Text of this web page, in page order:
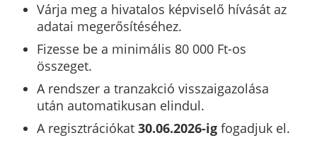
Várja meg a hivatalos képviselő hívását az
adatai megerősítéséhez.
Fizesse be a minimális 80 000 Ft-os
összeget.
A rendszer a tranzakció visszaigazolása
után automatikusan elindul.
A regisztrációkat30.06.2026-igfogadjuk el.